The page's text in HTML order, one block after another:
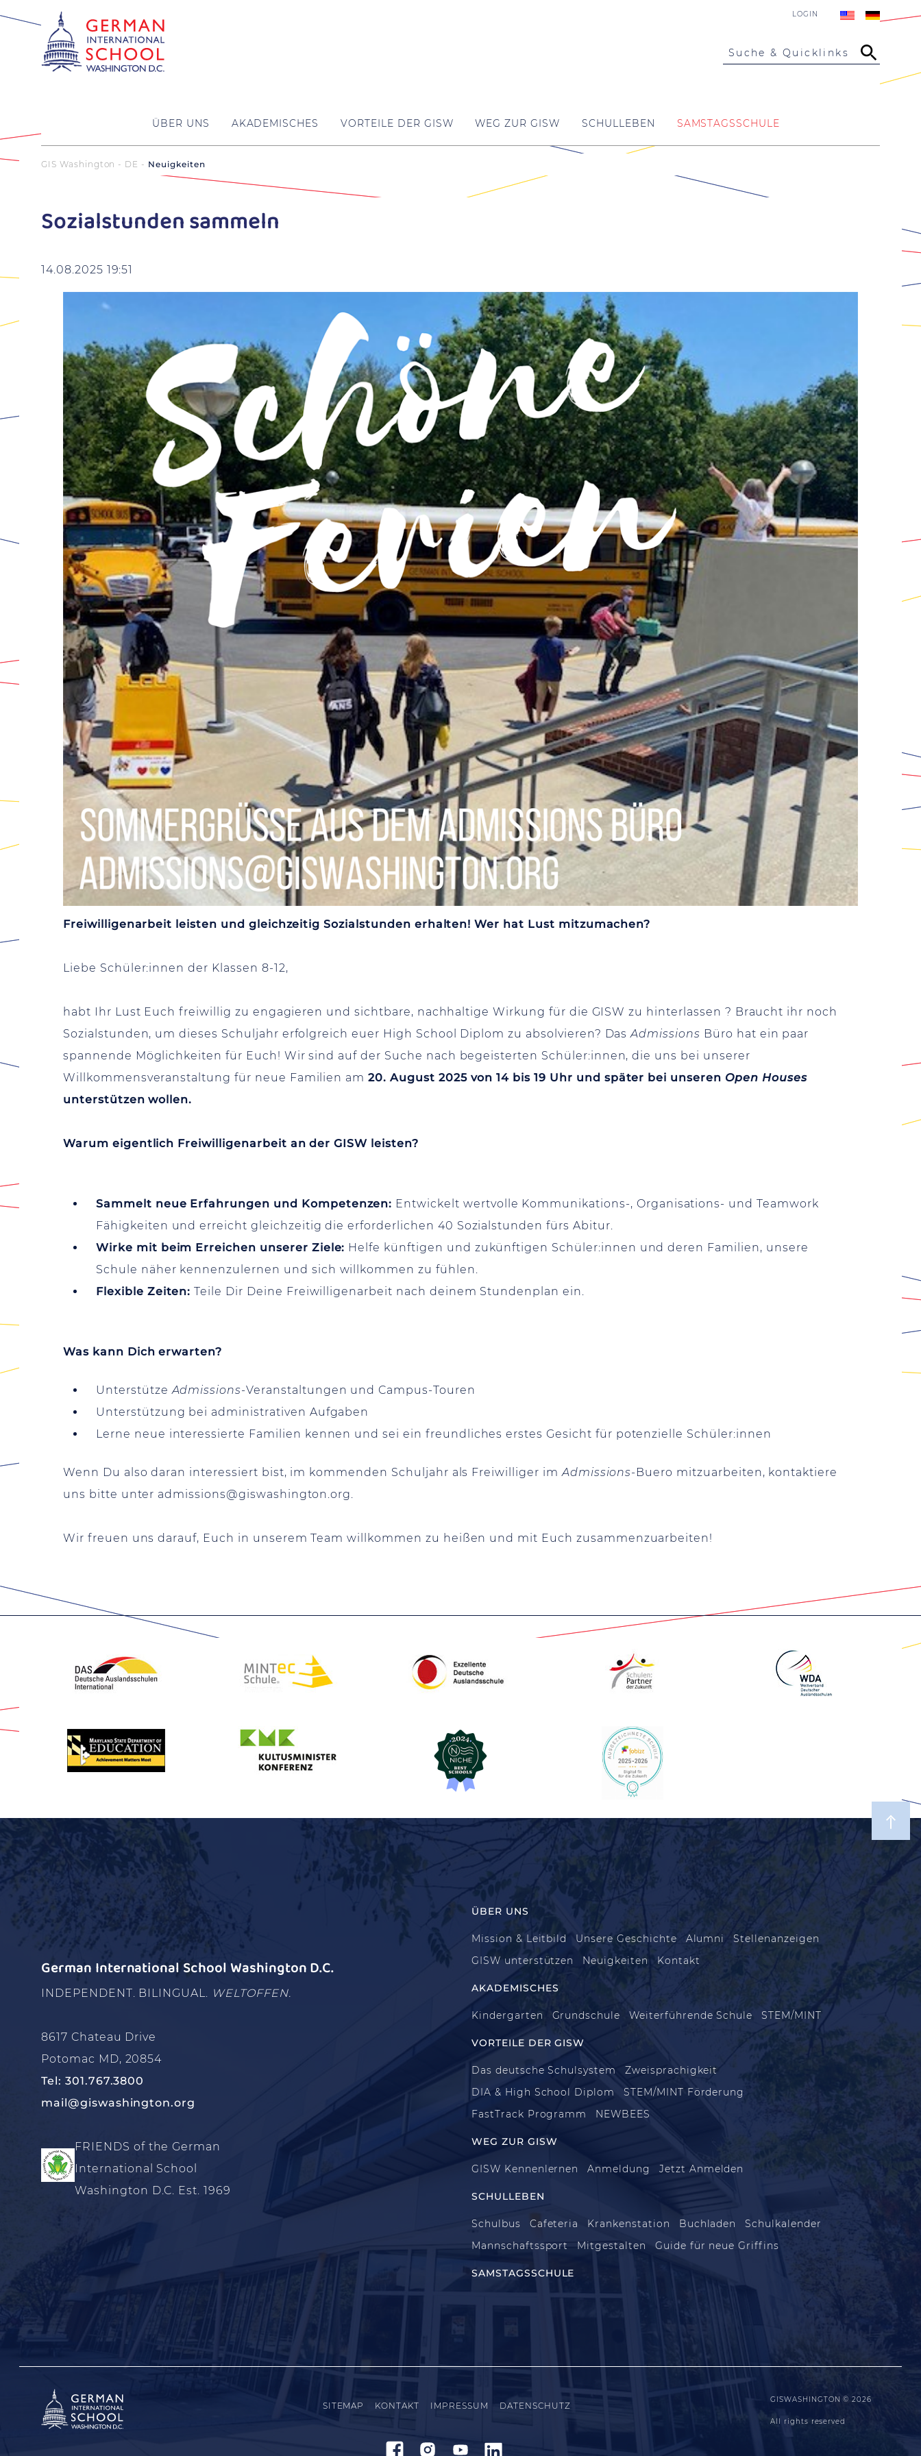
LOGIN
Suche & Quicklinks
ÜBER UNS AKADEMISCHES VORTEILE DER GISW WEG ZUR GISW SCHULLEBEN SAMSTAGSSCHULE
GIS Washington - DE Neuigkeiten
Sozialstunden sammeln
14.08.2025 19:51
Freiwilligenarbeit leisten und gleichzeitig Sozialstunden erhalten! Wer hat Lust mitzumachen?
Liebe Schüler:innen der Klassen 8-12,
habt Ihr Lust Euch freiwillig zu engagieren und sichtbare, nachhaltige Wirkung für die GISW zu hinterlassen ? Braucht ihr noch
Sozialstunden, um dieses Schuljahr erfolgreich euer High School Diplom zu absolvieren? DasAdmissions Büro hat ein paar
spannende Möglichkeiten für Euch! Wir sind auf der Suche nach begeisterten Schüler:innen, die uns bei unserer
Willkommensveranstaltung für neue Familien am20. August 2025 von 14 bis 19 Uhr und später bei unseren Open Houses
unterstützen wollen.
Warum eigentlich Freiwilligenarbeit an der GISW leisten?
Sammelt neue Erfahrungen und Kompetenzen: Entwickelt wertvolle Kommunikations-, Organisations- und Teamwork
Fähigkeiten und erreicht gleichzeitig die erforderlichen 40 Sozialstunden fürs Abitur.
Wirke mit beim Erreichen unserer Ziele: Helfe künftigen und zukünftigen Schüler:innen und deren Familien, unsere
Schule näher kennenzulernen und sich willkommen zu fühlen.
Flexible Zeiten: Teile Dir Deine Freiwilligenarbeit nach deinem Stundenplan ein.
Was kann Dich erwarten?
UnterstützeAdmissions-Veranstaltungen und Campus-Touren
Unterstützung bei administrativen Aufgaben
Lerne neue interessierte Familien kennen und sei ein freundliches erstes Gesicht für potenzielle Schüler:innen
Wenn Du also daran interessiert bist, im kommenden Schuljahr als Freiwilliger imAdmissions-Buero mitzuarbeiten, kontaktiere
uns bitte unter admissions@giswashington.org.
Wir freuen uns darauf, Euch in unserem Team willkommen zu heißen und mit Euch zusammenzuarbeiten!
German International School Washington D.C.
INDEPENDENT. BILINGUAL. WELTOFFEN.
8617 Chateau Drive
Potomac MD, 20854
Tel: 301.767.3800
mail@giswashington.org
FRIENDS of the German
International School
Washington D.C. Est. 1969
ÜBER UNS
Mission & Leitbild Unsere Geschichte Alumni
Stellenanzeigen
GISW unterstützen
Neuigkeiten Kontakt
AKADEMISCHES
Kindergarten Grundschule Weiterführende Schule STEM/MINT
VORTEILE DER GISW
Das deutsche Schulsystem
Zweisprachigkeit
DIA & High School Diplom
STEM/MINT Förderung
FastTrack Programm
NEWBEES
WEG ZUR GISW
GISW Kennenlernen Anmeldung Jetzt Anmelden
SCHULLEBEN
Schulbus Cafeteria Krankenstation Buchladen
Schulkalender
Mannschaftssport
Mitgestalten Guide für neue Griffins
SAMSTAGSSCHULE
SITEMAP KONTAKT IMPRESSUM DATENSCHUTZ
GISWASHINGTON © 2026
All rights reserved